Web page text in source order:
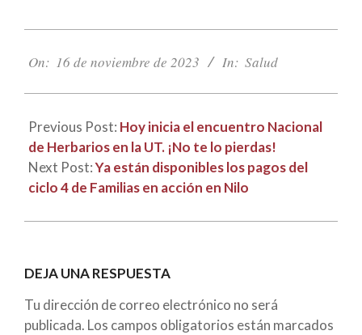
11-
On: 16 de noviembre de 2023 In: Salud
Previous Post: Hoy inicia el encuentro Nacional
de Herbarios en la UT. ¡No te lo pierdas!
Next Post:Ya están disponibles los pagos del
ciclo 4 de Familias en acción en Nilo
DEJA UNA RESPUESTA
Tu dirección de correo electrónico no será
publicada. Los campos obligatorios están marcados